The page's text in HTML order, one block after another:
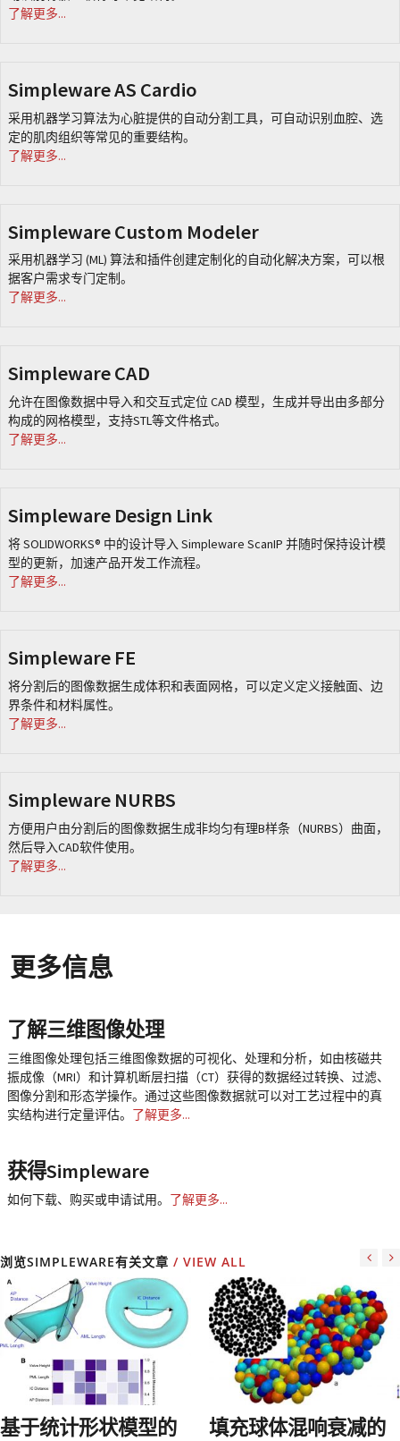
了解更多...
Simpleware AS Cardio
采用机器学习算法为心脏提供的自动分割工具，可自动识别血腔、选
定的肌肉组织等常见的重要结构。
了解更多...
Simpleware Custom Modeler
采用机器学习 (ML) 算法和插件创建定制化的自动化解决方案，可以根
据客户需求专门定制。
了解更多...
Simpleware CAD
允许在图像数据中导入和交互式定位 CAD 模型，生成并导出由多部分
构成的网格模型，支持STL等文件格式。
了解更多...
Simpleware Design Link
将 SOLIDWORKS® 中的设计导入 Simpleware ScanIP 并随时保持设计模
型的更新，加速产品开发工作流程。
了解更多...
Simpleware FE
将分割后的图像数据生成体积和表面网格，可以定义定义接触面、边
界条件和材料属性。
了解更多...
Simpleware NURBS
方便用户由分割后的图像数据生成非均匀有理B样条（NURBS）曲面，
然后导入CAD软件使用。
了解更多...
更多信息
了解三维图像处理
三维图像处理包括三维图像数据的可视化、处理和分析，如由核磁共
振成像（MRI）和计算机断层扫描（CT）获得的数据经过转换、过滤、
图像分割和形态学操作。通过这些图像数据就可以对工艺过程中的真
实结构进行定量评估。 了解更多...
获得Simpleware
如何下载、购买或申请试用。 了解更多...
浏览SIMPLEWARE有关文章 / VIEW ALL
基于统计形状模型的
填充球体混响衰减的